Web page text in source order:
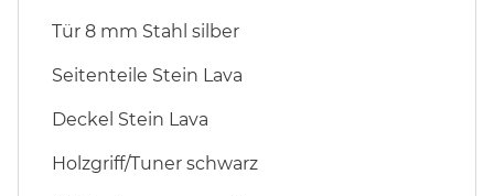
Tür 8 mm Stahl silber
Seitenteile Stein Lava
Deckel Stein Lava
Holzgriff/Tuner schwarz